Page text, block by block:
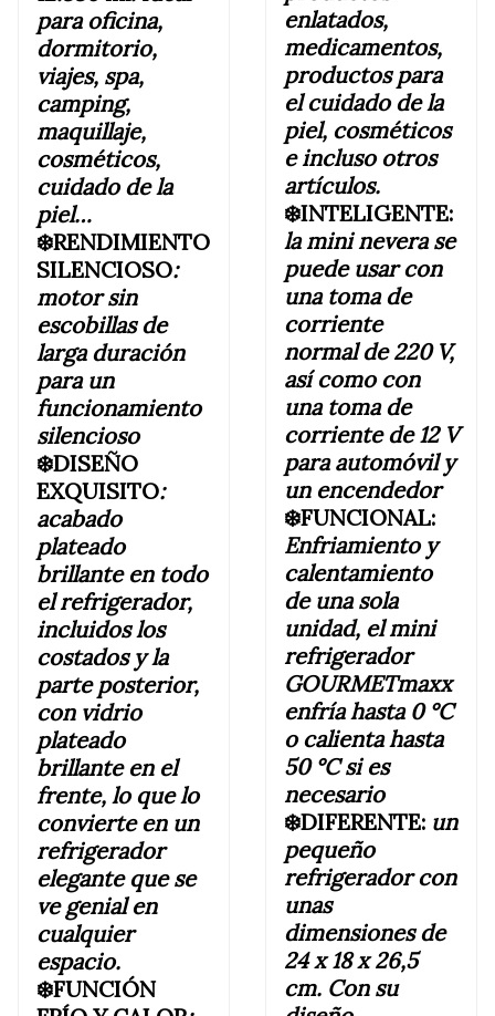
para oficina,
dormitorio,
viajes, spa,
camping,
maquillaje,
cosméticos,
cuidado de la
piel…
❄️RENDIMIENTO
SILENCIOSO:
motor sin
escobillas de
larga duración
para un
funcionamiento
silencioso
❄️DISEÑO
EXQUISITO:
acabado
plateado
brillante en todo
el refrigerador,
incluidos los
costados y la
parte posterior,
con vidrio
plateado
brillante en el
frente, lo que lo
convierte en un
refrigerador
elegante que se
ve genial en
cualquier
espacio.
❄️FUNCIÓN
enlatados,
medicamentos,
productos para
el cuidado de la
piel, cosméticos
e incluso otros
artículos.
❄️INTELIGENTE:
la mininevera se
puede usar con
una toma de
corriente
normal de 220 V,
así como con
una toma de
corriente de 12 V
para automóvil y
un encendedor
❄️FUNCIONAL:
Enfriamiento y
calentamiento
de una sola
unidad, el mini
refrigerador
GOURMETmaxx
enfría hasta 0 °C
o calienta hasta
50 °C si es
necesario
❄️DIFERENTE: un
pequeño
refrigerador con
unas
dimensiones de
24 x 18 x 26,5
cm. Con su